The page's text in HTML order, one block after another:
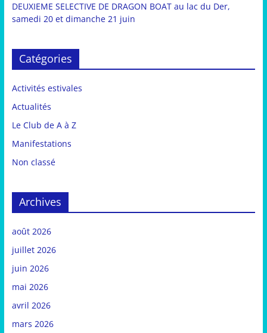
DEUXIEME SELECTIVE DE DRAGON BOAT au lac du Der,
samedi 20 et dimanche 21 juin
Catégories
Activités estivales
Actualités
Le Club de A à Z
Manifestations
Non classé
Archives
août 2026
juillet 2026
juin 2026
mai 2026
avril 2026
mars 2026